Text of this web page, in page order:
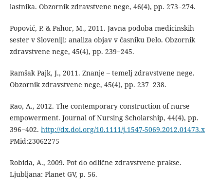
lastnika. Obzornik zdravstvene nege, 46(4), pp. 273−274.
Popović, P. & Pahor, M., 2011. Javna podoba medicinskih
sester v Sloveniji: analiza objav v časniku Delo. Obzornik
zdravstvene nege, 45(4), pp. 239−245.
Ramšak Pajk, J., 2011. Znanje – temelj zdravstvene nege.
Obzornik zdravstvene nege, 45(4), pp. 237−238.
Rao, A., 2012. The contemporary construction of nurse
empowerment. Journal of Nursing Scholarship, 44(4), pp.
396−402. http://dx.doi.org/10.1111/j.1547-5069.2012.01473.x
PMid:23062275
Robida, A., 2009. Pot do odlične zdravstvene prakse.
Ljubljana: Planet GV, p. 56.